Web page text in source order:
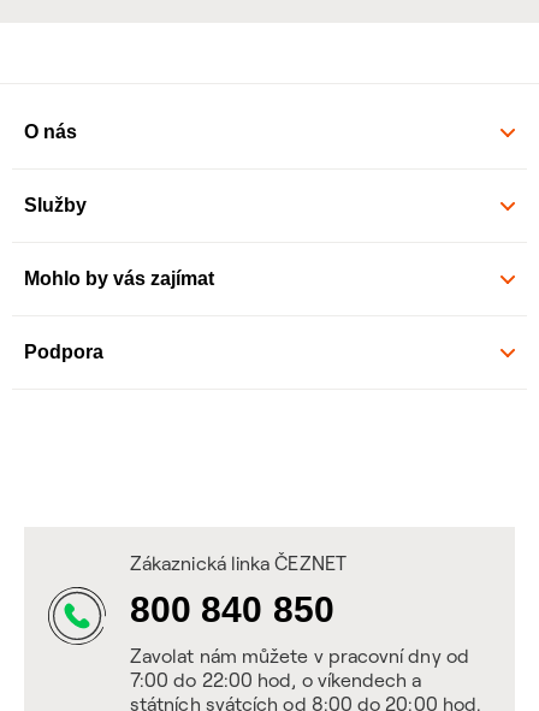
O nás
Služby
Mohlo by vás zajímat
Podpora
Zákaznická linka ČEZNET
800 840 850
Zavolat nám můžete v pracovní dny od
7:00 do 22:00 hod, o víkendech a
státních svátcích od 8:00 do 20:00 hod.